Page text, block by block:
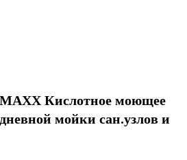
Кислотное моющее
мойки сан.узлов и